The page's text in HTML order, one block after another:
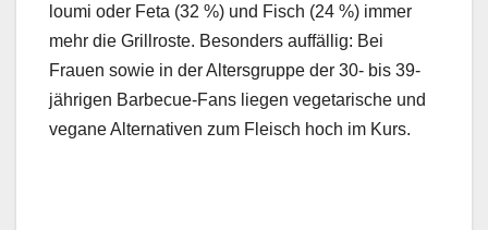
lou­mi oder Feta (32 %) und Fisch (24 %) immer
mehr die Grill­roste. Beson­ders auf­fäl­lig: Bei
Frauen sowie in der Alters­gruppe der 30- bis 39-
jähri­gen Bar­be­cue-Fans liegen veg­e­tarische und
veg­ane Alter­na­tiv­en zum Fleisch hoch im Kurs.